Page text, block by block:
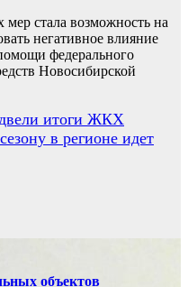
мер стала возможность на
негативное влияние
федерального
Новосибирской
итоги ЖКХ
в регионе идет
объектов